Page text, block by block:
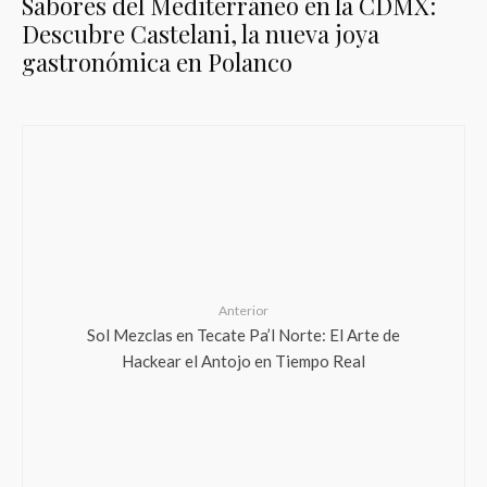
Descubre Castelani, la nueva joya
gastronómica en Polanco
Anterior
Sol Mezclas en Tecate Pa’l Norte: El Arte de
Hackear el Antojo en Tiempo Real